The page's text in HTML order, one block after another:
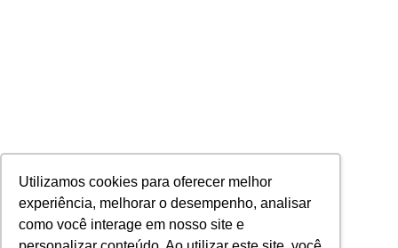
Utilizamos cookies para oferecer melhor
experiência, melhorar o desempenho, analisar
como você interage em nosso site e